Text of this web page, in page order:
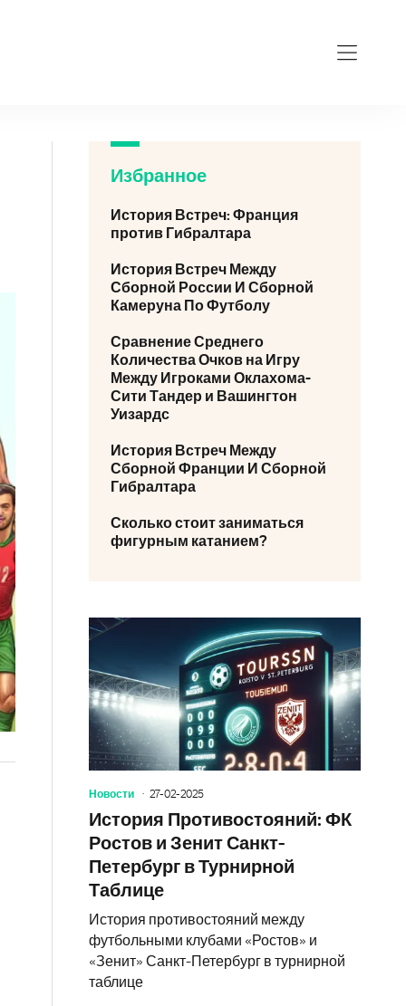
Избранное
История Встреч: Франция
против Гибралтара
История Встреч Между
Сборной России И Сборной
Камеруна По Футболу
Сравнение Среднего
Количества Очков на Игру
Между Игроками Оклахома-
Сити Тандер и Вашингтон
Уизардс
История Встреч Между
Сборной Франции И Сборной
Гибралтара
Сколько стоит заниматься
фигурным катанием?
Новости 27-02-2025
История Противостояний: ФК
Ростов и Зенит Санкт-
Петербург в Турнирной
Таблице
История противостояний между
футбольными клубами «Ростов» и
«Зенит» Санкт-Петербург в турнирной
таблице